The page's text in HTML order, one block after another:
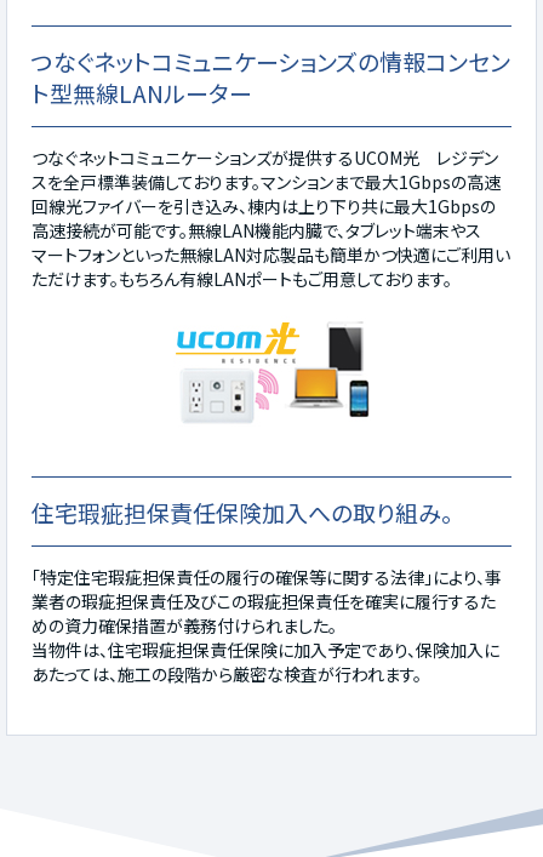
つなぐネットコミュニケーションズの情報コンセン
ト型無線LANルーター
つなぐネットコミュニケーションズが提供するUCOM光 レジデン
スを全戸標準装備しております。マンションまで最大1Gbpsの高速
回線光ファイバーを引き込み、棟内は上り下り共に最大1Gbpsの
高速接続が可能です。無線LAN機能内臓で、タブレット端末やス
マートフォンといった無線LAN対応製品も簡単かつ快適にご利用い
ただけます。もちろん有線LANポートもご用意しております。
住宅瑕疵担保責任保険加入への取り組み。
「特定住宅瑕疵担保責任の履行の確保等に関する法律」により、事
業者の瑕疵担保責任及びこの瑕疵担保責任を確実に履行するた
めの資力確保措置が義務付けられました。
当物件は、住宅瑕疵担保責任保険に加入予定であり、保険加入に
あたっては、施工の段階から厳密な検査が行われます。